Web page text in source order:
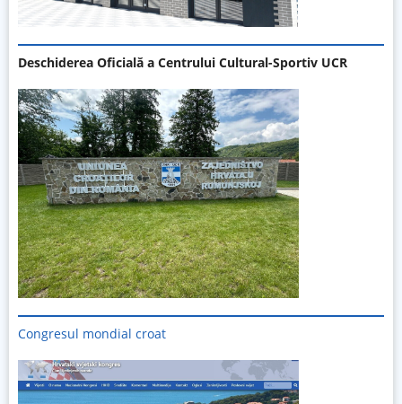
Deschiderea Oficială a Centrului Cultural-Sportiv UCR
Congresul mondial croat